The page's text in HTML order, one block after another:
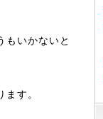
もいかないと
す。